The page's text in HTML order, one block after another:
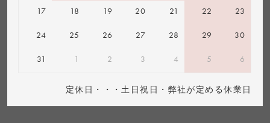
17 18 19 20 21 22 23
24 25 26 27 28 29 30
31 1 2 3 4 5 6
定休日・・・土日祝日・弊社が定める休業日